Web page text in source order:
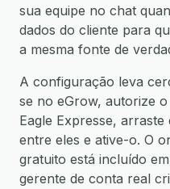
sua equipe no chat
dados do cliente para
a mesma fonte de
A configuração leva
se no eGrow, autorize
Eagle Expresse,
entre eles e ative-o. O
gratuito está incluído
gerente de conta real